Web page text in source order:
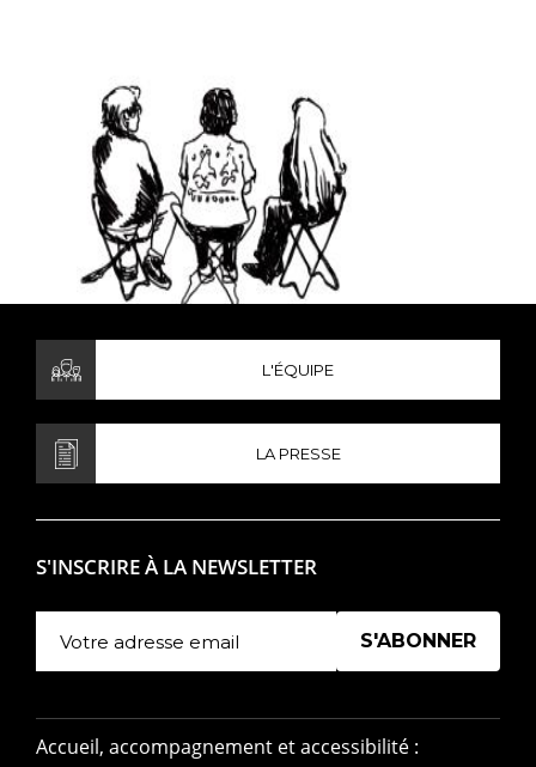
© Sara Sangiorgio
L'ÉQUIPE
LA PRESSE
S'INSCRIRE À LA NEWSLETTER
Accueil, accompagnement et accessibilité :